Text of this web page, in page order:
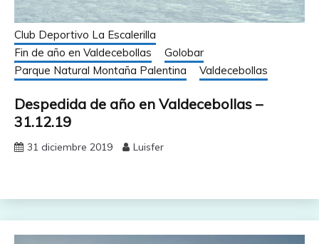
Club Deportivo La Escalerilla
Fin de año en Valdecebollas
Golobar
Parque Natural Montaña Palentina
Valdecebollas
Despedida de año en Valdecebollas –
31.12.19
31 diciembre 2019 Luisfer